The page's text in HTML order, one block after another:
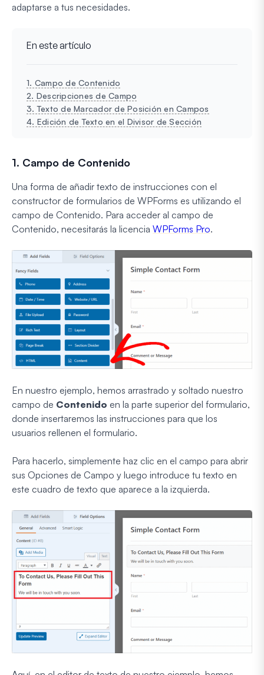
adaptarse a tus necesidades.
En este artículo
1. Campo de Contenido
2. Descripciones de Campo
3. Texto de Marcador de Posición en Campos
4. Edición de Texto en el Divisor de Sección
1. Campo de Contenido
Una forma de añadir texto de instrucciones con el
constructor de formularios de WPForms es utilizando el
campo de Contenido. Para acceder al campo de
Contenido, necesitarás la licencia WPForms Pro.
En nuestro ejemplo, hemos arrastrado y soltado nuestro
campo de Contenido en la parte superior del formulario,
donde insertaremos las instrucciones para que los
usuarios rellenen el formulario.
Para hacerlo, simplemente haz clic en el campo para abrir
sus Opciones de Campo y luego introduce tu texto en
este cuadro de texto que aparece a la izquierda.